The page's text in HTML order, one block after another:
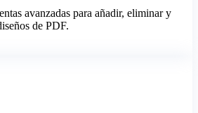
avanzadas para añadir, eliminar y
de PDF.